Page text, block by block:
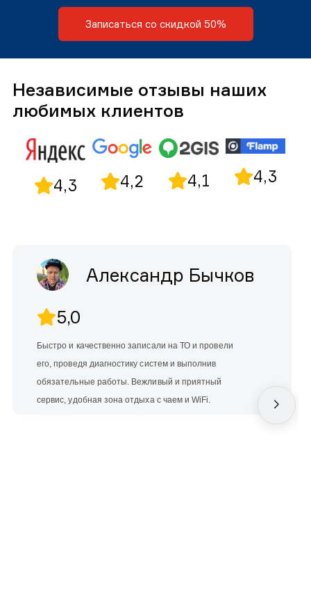
Записаться со скидкой 50%
Независимые отзывы наших
любимых клиентов
4,3 4,2 4,1 4,3
Александр Бычков
5,0
Быстро и качественно записали на ТО и провели
его, проведя диагностику систем и выполнив
обязательные работы. Вежливый и приятный
сервис, удобная зона отдыха с чаем и WiFi.